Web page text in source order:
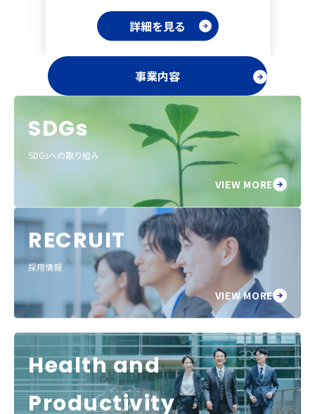
詳細を見る
事業内容
SDGs
SDGsへの取り組み
VIEW MORE
RECRUIT
採用情報
VIEW MORE
Health and
Productivity